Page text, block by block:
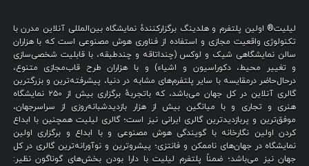
لیلیت® اولین پلتفرم و هلدینگ برگزارکنندهٔ نمایشگاه بین‌المللی آنلاین مدرن با
تکنولوژی واقعیت مجازی و استفاده از فناوری هوش مصنوعی است که با هزاران
سالن نمایشگاهی شیک و لوکس (چنداتاقه و چندطبقه، با قابلیت شخصی‌سازی
و تغییر محیط، دکوراسیون و اشیاء) و با هزاران طرح قاب‌مجازی متنوع،
درحال‌حاضر درمقایسه با سایر پلتفرم‌های مشابه در دنیا، پیشرفته‌ترین و بزرگترین
گالری آنلاین در کل جهان می‌باشد، که باتجربهٔ برگزاری بیش از ۲۵۰ نمایشگاه
هنری و تجاری و با میانگین بیش از هزار بازدیدشبانه‌روزی از سراسرجهان،
موفق‌ترین و پربازدیدترین گالری ایرانی نیز است؛ گالری لیلیت همچنین با ابداع
کردن اولین نگارخانه با گویندگی هوش مصنوعی و با ابداع و برگزاری اولین
نمایشگاه در جهان‌های ناممکن و فانتزی؛ پیشروترین و نوآورانه‌ترین گالری در کل
جهان نیز می‌باشد؛ ضمناً پلتفرم لیلیت با دارا بودن بخش‌های گوناگون نظیر: